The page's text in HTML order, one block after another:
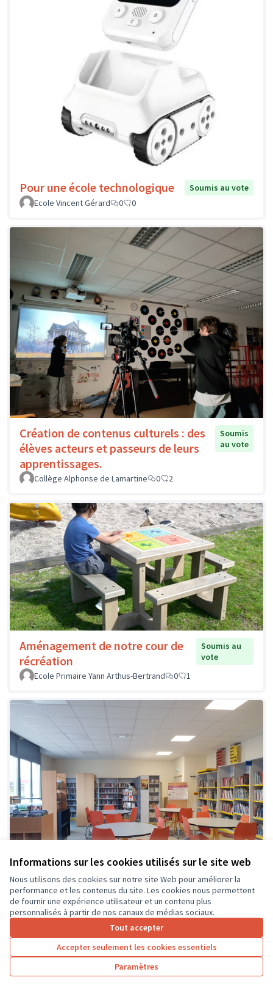
Informations sur les cookies utilisés sur le site web
Nous utilisons des cookies sur notre site Web pour améliorer la
performance et les contenus du site. Les cookies nous permettent
de fournir une expérience utilisateur et un contenu plus
personnalisés à partir de nos canaux de médias sociaux.
Tout accepter
Accepter seulement les cookies essentiels
Paramètres
Pour une école technologique
Soumis au vote
Ecole Vincent Gérard
0 0
Création de contenus culturels : des
élèves acteurs et passeurs de leurs
apprentissages.
Soumis
au vote
Collège Alphonse de Lamartine 0 2
Aménagement de notre cour de
récréation
Soumis au
vote
Ecole Primaire Yann Arthus-Bertrand
0 1
Création d'un espace lecture au
CDI
Soumis au
vote
Collège Jules Ferry
0 0